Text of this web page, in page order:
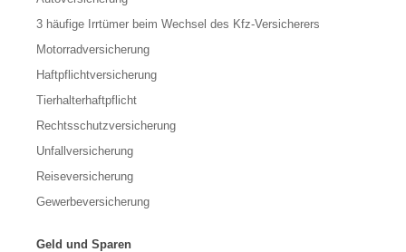
3 häufige Irrtümer beim Wechsel des Kfz-Versicherers
Motorradversicherung
Haftpflichtversicherung
Tierhalterhaftpflicht
Rechtsschutzversicherung
Unfallversicherung
Reiseversicherung
Gewerbeversicherung
Geld und Sparen